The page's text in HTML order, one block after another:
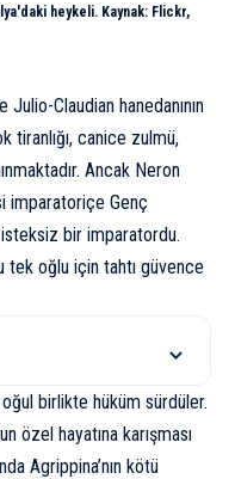
heykeli. Kaynak: Flickr,
Claudian hanedanının
tiranlığı, canice zulmü,
Ancak Neron
imparatoriçe Genç
bir imparatordu.
tek oğlu için tahtı güvence
birlikte hüküm sürdüler.
özel hayatına karışması
Agrippina’nın kötü